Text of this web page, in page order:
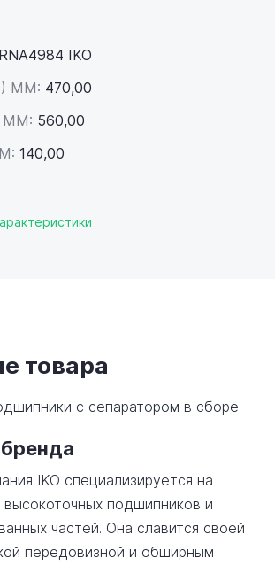
RNA4984 IKO
ММ: 470,00
ММ: 560,00
140,00
товара
с сепаратором в сборе
IKO специализируется на
высокоточных подшипников и
частей. Она славится своей
передовизной и обширным